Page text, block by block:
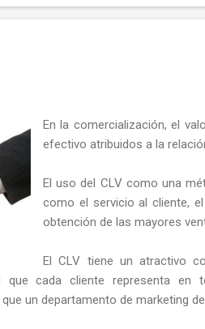
En la comercialización, el
efectivo atribuidos a la
El uso del CLV como una
como el servicio al cliente,
obtención de las mayores
El CLV tiene un atractivo
que cada cliente representa
un departamento de marketing